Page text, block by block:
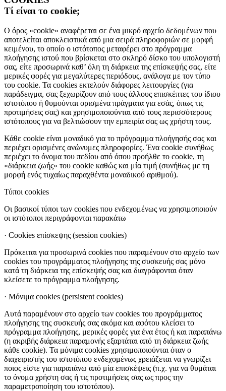
Τί είναι το cookie;
Ο όρος «cookie» αναφέρεται σε ένα μικρό αρχείο δεδομένων που
αποτελείται αποκλειστικά από μια σειρά πληροφοριών σε μορφή
κειμένου, το οποίο ο ιστότοπος μεταφέρει στο πρόγραμμα
πλοήγησης ιστού που βρίσκεται στο σκληρό δίσκο του υπολογιστή
σας, είτε προσωρινά καθ’ όλη τη διάρκεια της επίσκεψής σας, είτε
μερικές φορές για μεγαλύτερες περιόδους, ανάλογα με τον τύπο
του cookie. Τα cookies εκτελούν διάφορες λειτουργίες (για
παράδειγμα, σας ξεχωρίζουν από τους άλλους επισκέπτες του ίδιου
ιστοτόπου ή θυμούνται ορισμένα πράγματα για εσάς, όπως τις
προτιμήσεις σας) και χρησιμοποιούνται από τους περισσότερους
ιστότοπους για να βελτιώσουν την εμπειρία σας ως χρήστη τους.
Κάθε cookie είναι μοναδικό για το πρόγραμμα πλοήγησής σας και
περιέχει ορισμένες ανώνυμες πληροφορίες. Ένα cookie συνήθως
περιέχει το όνομα του πεδίου από όπου προήλθε το cookie, τη
«διάρκεια ζωής» του cookie καθώς και μία τιμή (συνήθως με τη
μορφή ενός τυχαίως παραχθέντα μοναδικού αριθμού).
Τύποι cookies
Οι βασικοί τύποι των cookies που ενδεχομένως να χρησιμοποιούν
οι ιστότοποι περιγράφονται παρακάτω
· Cookies επίσκεψης (session cookies)
Πρόκειται για προσωρινά cookies που παραμένουν στο αρχείο των
cookies του προγράμματος πλοήγησης της συσκευής σας μόνο
κατά τη διάρκεια της επίσκεψής σας και διαγράφονται όταν
κλείσετε το πρόγραμμα πλοήγησης.
· Μόνιμα cookies (persistent cookies)
Αυτά παραμένουν στο αρχείο των cookies του προγράμματος
πλοήγησης της συσκευής σας ακόμα και αφότου κλείσει το
πρόγραμμα πλοήγησης, μερικές φορές για ένα έτος ή και παραπάνω
(η ακριβής διάρκεια παραμονής εξαρτάται από τη διάρκεια ζωής
κάθε cookie). Τα μόνιμα cookies χρησιμοποιούνται όταν ο
διαχειριστής του ιστοτόπου ενδεχομένως χρειάζεται να γνωρίζει
ποιος είστε για παραπάνω από μία επισκέψεις (π.χ. για να θυμάται
το όνομα χρήστη σας ή τις προτιμήσεις σας ως προς την
παραμετροποίηση του ιστοτόπου).